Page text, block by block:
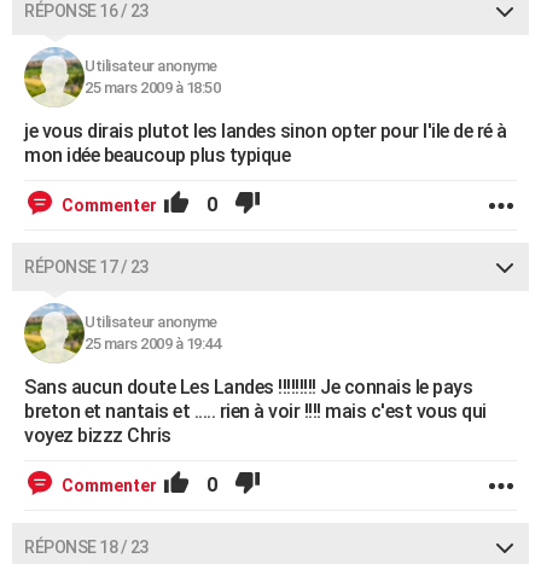
RÉPONSE 16 / 23
Utilisateur anonyme
25 mars 2009 à 18:50
je vous dirais plutot les landes sinon opter pour l'ile de ré à
mon idée beaucoup plus typique
Commenter 0
RÉPONSE 17 / 23
Utilisateur anonyme
25 mars 2009 à 19:44
Sans aucun doute Les Landes !!!!!!!!! Je connais le pays
breton et nantais et ..... rien à voir !!!! mais c'est vous qui
voyez bizzz Chris
Commenter 0
RÉPONSE 18 / 23